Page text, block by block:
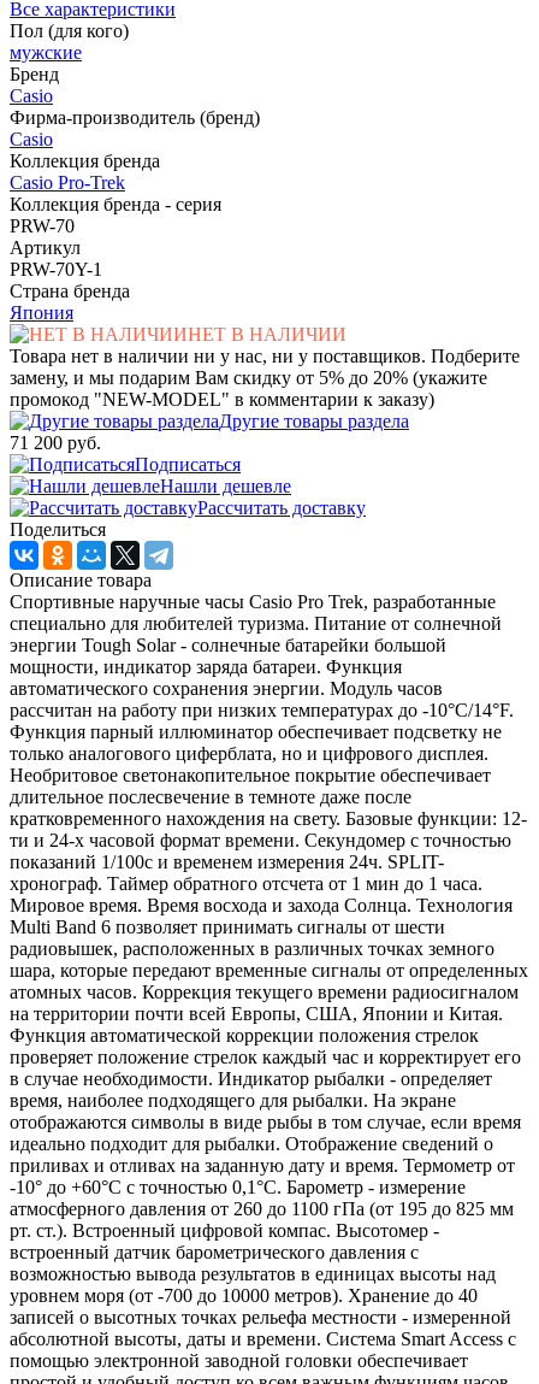
Все характеристики
Пол (для кого)
мужские
Бренд
Casio
Фирма-производитель (бренд)
Casio
Коллекция бренда
Casio Pro-Trek
Коллекция бренда - серия
PRW-70
Артикул
PRW-70Y-1
Страна бренда
Япония
НЕТ В НАЛИЧИИ
Товара нет в наличии ни у нас, ни у поставщиков. Подберите
замену, и мы подарим Вам скидку от 5% до 20% (укажите
промокод "NEW-MODEL" в комментарии к заказу)
Другие товары раздела
71 200 руб.
Подписаться
Нашли дешевле
Рассчитать доставку
Поделиться
Описание товара
Спортивные наручные часы Casio Pro Trek, разработанные
специально для любителей туризма. Питание от солнечной
энергии Tough Solar - солнечные батарейки большой
мощности, индикатор заряда батареи. Функция
автоматического сохранения энергии. Модуль часов
рассчитан на работу при низких температурах до -10°С/14°F.
Функция парный иллюминатор обеспечивает подсветку не
только аналогового циферблата, но и цифрового дисплея.
Необритовое светонакопительное покрытие обеспечивает
длительное послесвечение в темноте даже после
кратковременного нахождения на свету. Базовые функции: 12-
ти и 24-х часовой формат времени. Секундомер с точностью
показаний 1/100с и временем измерения 24ч. SPLIT-
хронограф. Таймер обратного отсчета от 1 мин до 1 часа.
Мировое время. Время восхода и захода Солнца. Технология
Multi Band 6 позволяет принимать сигналы от шести
радиовышек, расположенных в различных точках земного
шара, которые передают временные сигналы от определенных
атомных часов. Коррекция текущего времени радиосигналом
на территории почти всей Европы, США, Японии и Китая.
Функция автоматической коррекции положения стрелок
проверяет положение стрелок каждый час и корректирует его
в случае необходимости. Индикатор рыбалки - определяет
время, наиболее подходящего для рыбалки. На экране
отображаются символы в виде рыбы в том случае, если время
идеально подходит для рыбалки. Отображение сведений о
приливах и отливах на заданную дату и время. Термометр от
-10° до +60°С с точностью 0,1°C. Барометр - измерение
атмосферного давления от 260 до 1100 гПа (от 195 до 825 мм
рт. ст.). Встроенный цифровой компас. Высотомер -
встроенный датчик барометрического давления с
возможностью вывода результатов в единицах высоты над
уровнем моря (от -700 до 10000 метров). Хранение до 40
записей о высотных точках рельефа местности - измеренной
абсолютной высоты, даты и времени. Система Smart Access с
помощью электронной заводной головки обеспечивает